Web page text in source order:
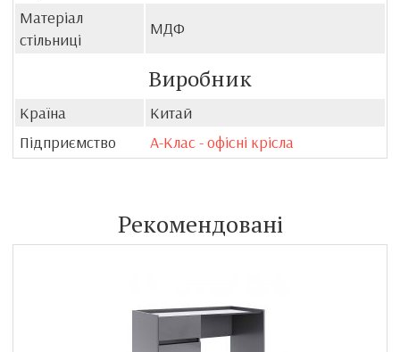
Матеріал
стільниці
МДФ
Виробник
Країна
Китай
Підприємство
А-Клас - офісні крісла
Рекомендовані